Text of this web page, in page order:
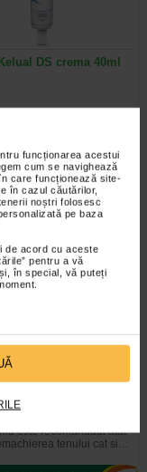
funcționarea acestui
cum se navighează
care funcționează site-
în cazul căutărilor,
noștri folosesc
pe baza
de acord cu aceste
pentru a vă
în special, vă puteți
DS crema 40ml
Preț întreg: 108.30 Lei
Sensibio H2O
X 500 ml
este recomandata atat
tenului cat si…